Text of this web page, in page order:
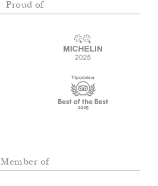
Proud of
Member of